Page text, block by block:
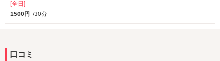
[全日]
1500円 /30分
口コミ